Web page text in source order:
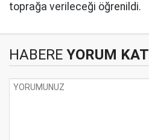
toprağa verileceği öğrenildi.
HABERE YORUM KAT